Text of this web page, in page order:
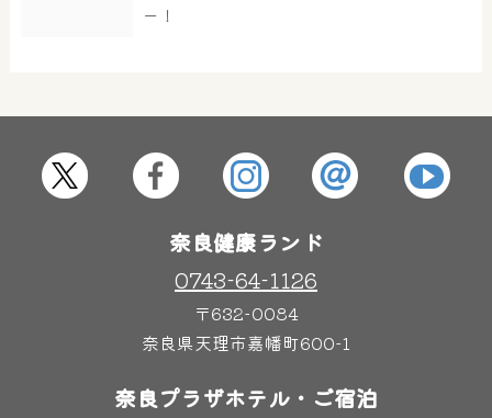
奈良わんぱくランド
その他施設 ご宿泊
ー！
奈良健康ランド
0743-64-1126
〒632-0084
奈良県天理市嘉幡町600-1
奈良プラザホテル・ご宿泊